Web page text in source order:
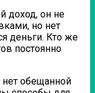
доход, он не
но нет
деньги. Кто же
постоянно
нет обещанной